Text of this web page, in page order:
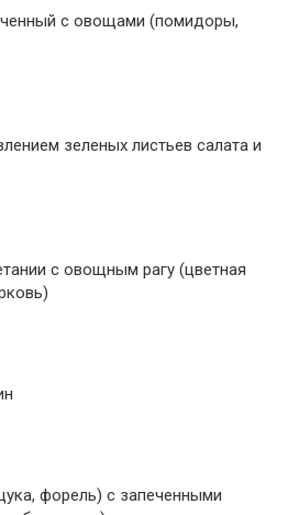
с овощами (помидоры,
зеленых листьев салата и
с овощным рагу (цветная
форель) с запеченными